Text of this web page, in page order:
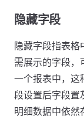
隐藏字段
隐藏字段指表格
需展示的字段，
一个报表中，这
段设置后字段置
明细数据中依然